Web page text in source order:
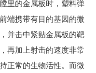
里的金属板时，塑料弹
端携带有目的基因的微
并击中紧贴金属板的靶
再加上射击的速度非常
正常的生物活性。而微